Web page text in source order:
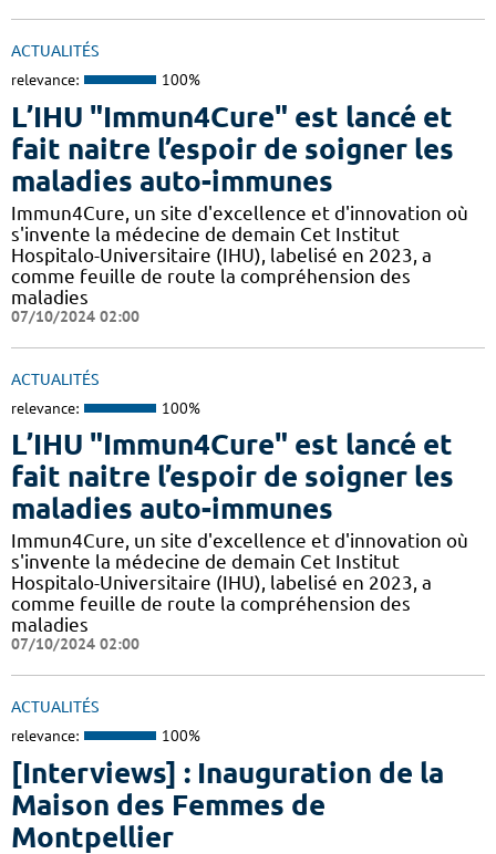
ACTUALITÉS
relevance: 100%
L’IHU "Immun4Cure" est lancé et
fait naitre l’espoir de soigner les
maladies auto-immunes
Immun4Cure, un site d'excellence et d'innovation où
s'invente la médecine de demain Cet Institut
Hospitalo-Universitaire (IHU), labelisé en 2023, a
comme feuille de route la compréhension des
maladies
07/10/2024 02:00
ACTUALITÉS
relevance: 100%
L’IHU "Immun4Cure" est lancé et
fait naitre l’espoir de soigner les
maladies auto-immunes
Immun4Cure, un site d'excellence et d'innovation où
s'invente la médecine de demain Cet Institut
Hospitalo-Universitaire (IHU), labelisé en 2023, a
comme feuille de route la compréhension des
maladies
07/10/2024 02:00
ACTUALITÉS
relevance: 100%
[Interviews] : Inauguration de la
Maison des Femmes de
Montpellier